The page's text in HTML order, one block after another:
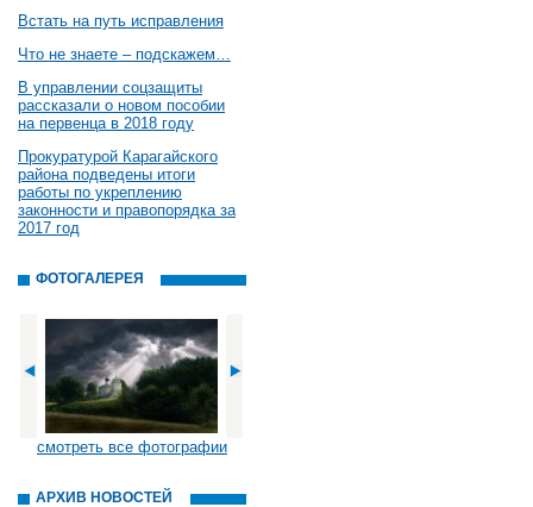
Встать на путь исправления
Что не знаете – подскажем…
В управлении соцзащиты
рассказали о новом пособии
на первенца в 2018 году
Прокуратурой Карагайского
района подведены итоги
работы по укреплению
законности и правопорядка за
2017 год
ФОТОГАЛЕРЕЯ
смотреть все фотографии
АРХИВ НОВОСТЕЙ